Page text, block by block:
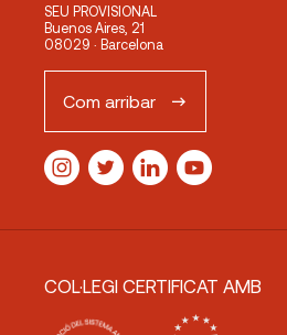
SEU PROVISIONAL
Buenos Aires, 21
08029 · Barcelona
Com arribar
COL·LEGI CERTIFICAT AMB